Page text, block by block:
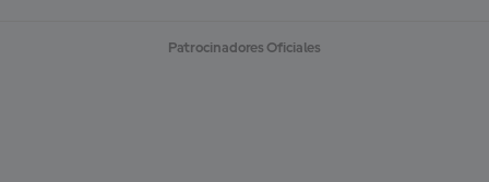
Patrocinadores Oficiales